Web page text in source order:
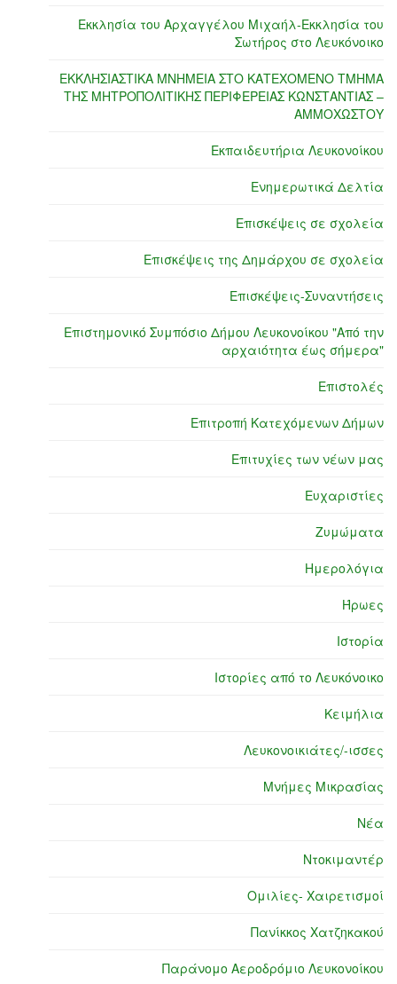
Εκκλησία του Αρχαγγέλου Μιχαήλ-Εκκλησία του
Σωτήρος στο Λευκόνοικο
ΕΚΚΛΗΣΙΑΣΤΙΚΑ ΜΝΗΜΕΙΑ ΣΤΟ ΚΑΤΕΧΟΜΕΝΟ ΤΜΗΜΑ
ΤΗΣ ΜΗΤΡΟΠΟΛΙΤΙΚΗΣ ΠΕΡΙΦΕΡΕΙΑΣ ΚΩΝΣΤΑΝΤΙΑΣ –
ΑΜΜΟΧΩΣΤΟΥ
Εκπαιδευτήρια Λευκονοίκου
Ενημερωτικά Δελτία
Επισκέψεις σε σχολεία
Επισκέψεις της Δημάρχου σε σχολεία
Επισκέψεις-Συναντήσεις
Επιστημονικό Συμπόσιο Δήμου Λευκονοίκου "Από την
αρχαιότητα έως σήμερα"
Επιστολές
Επιτροπή Κατεχόμενων Δήμων
Επιτυχίες των νέων μας
Ευχαριστίες
Ζυμώματα
Ημερολόγια
Ήρωες
Ιστορία
Ιστορίες από το Λευκόνοικο
Κειμήλια
Λευκονοικιάτες/-ισσες
Μνήμες Μικρασίας
Νέα
Ντοκιμαντέρ
Ομιλίες- Χαιρετισμοί
Πανίκκος Χατζηκακού
Παράνομο Αεροδρόμιο Λευκονοίκου